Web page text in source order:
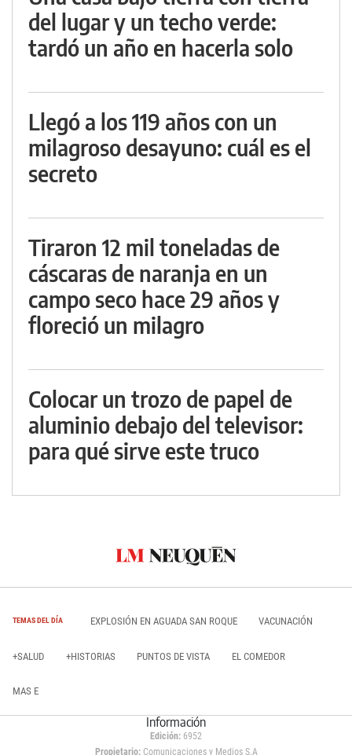
del lugar y un techo verde:
tardó un año en hacerla solo
Llegó a los 119 años con un
milagroso desayuno: cuál es el
secreto
Tiraron 12 mil toneladas de
cáscaras de naranja en un
campo seco hace 29 años y
floreció un milagro
Colocar un trozo de papel de
aluminio debajo del televisor:
para qué sirve este truco
TEMAS DEL DÍA EXPLOSIÓN EN AGUADA SAN ROQUE VACUNACIÓN
+SALUD +HISTORIAS PUNTOS DE VISTA EL COMEDOR
MAS E
Información
Edición: 6952
Propietario:Comunicaciones y Medios S.A